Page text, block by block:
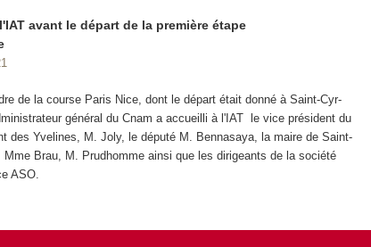
avant le départ de la première étape
de la course Paris Nice, dont le départ était donné à Saint-Cyr-
général du Cnam a accueilli à l'IAT le vice président du
des Yvelines, M. Joly, le député M. Bennasaya, la maire de Saint-
Mme Brau, M. Prudhomme ainsi que les dirigeants de la société
ASO.